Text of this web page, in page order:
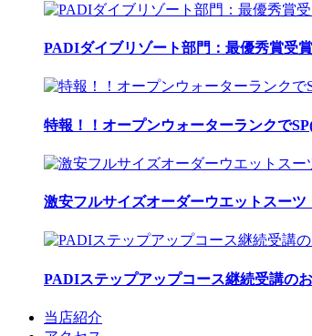
PADIダイブリゾート部門：最優秀賞受
特報！！オープンウォーターランクで
激安フルサイズオーダーウエットスー
PADIステップアップコース継続受講の
当店紹介